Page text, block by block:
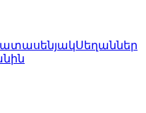
Սեղաններ